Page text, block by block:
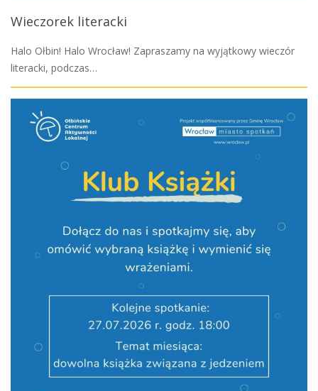
Wieczorek literacki
Halo Ołbin! Halo Wrocław! Zapraszamy na wyjątkowy wieczór
literacki, podczas…